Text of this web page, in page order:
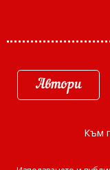
Автори
Към